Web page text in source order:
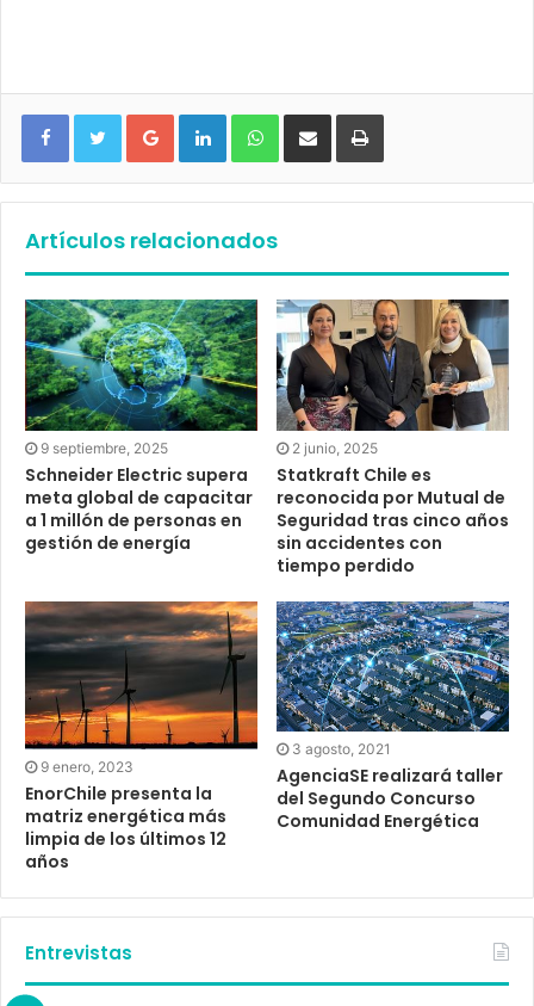
Google+ LinkedIn WhatsApp
Artículos relacionados
9 septiembre, 2025
Schneider Electric supera
meta global de capacitar
a 1 millón de personas en
gestión de energía
2 junio, 2025
Statkraft Chile es
reconocida por Mutual de
Seguridad tras cinco años
sin accidentes con
tiempo perdido
9 enero, 2023
EnorChile presenta la
matriz energética más
limpia de los últimos 12
años
3 agosto, 2021
AgenciaSE realizará taller
del Segundo Concurso
Comunidad Energética
Entrevistas